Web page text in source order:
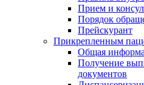
Прием и
Порядок
Прейскурант
Прикрепленным
Общая
Получение
документов